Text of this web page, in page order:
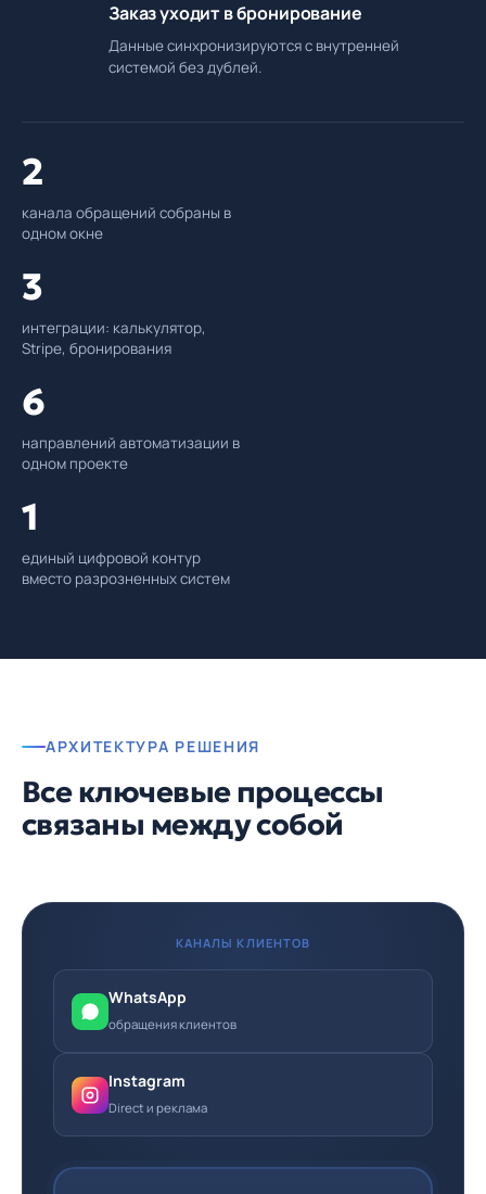
Заказ уходит в бронирование
Данные синхронизируются с внутренней
системой без дублей.
2
канала обращений собраны в
одном окне
3
интеграции: калькулятор,
Stripe, бронирования
6
направлений автоматизации в
одном проекте
1
единый цифровой контур
вместо разрозненных систем
АРХИТЕКТУРА РЕШЕНИЯ
Все ключевые процессы
связаны между собой
КАНАЛЫ КЛИЕНТОВ
WhatsApp
обращения клиентов
Instagram
Direct и реклама